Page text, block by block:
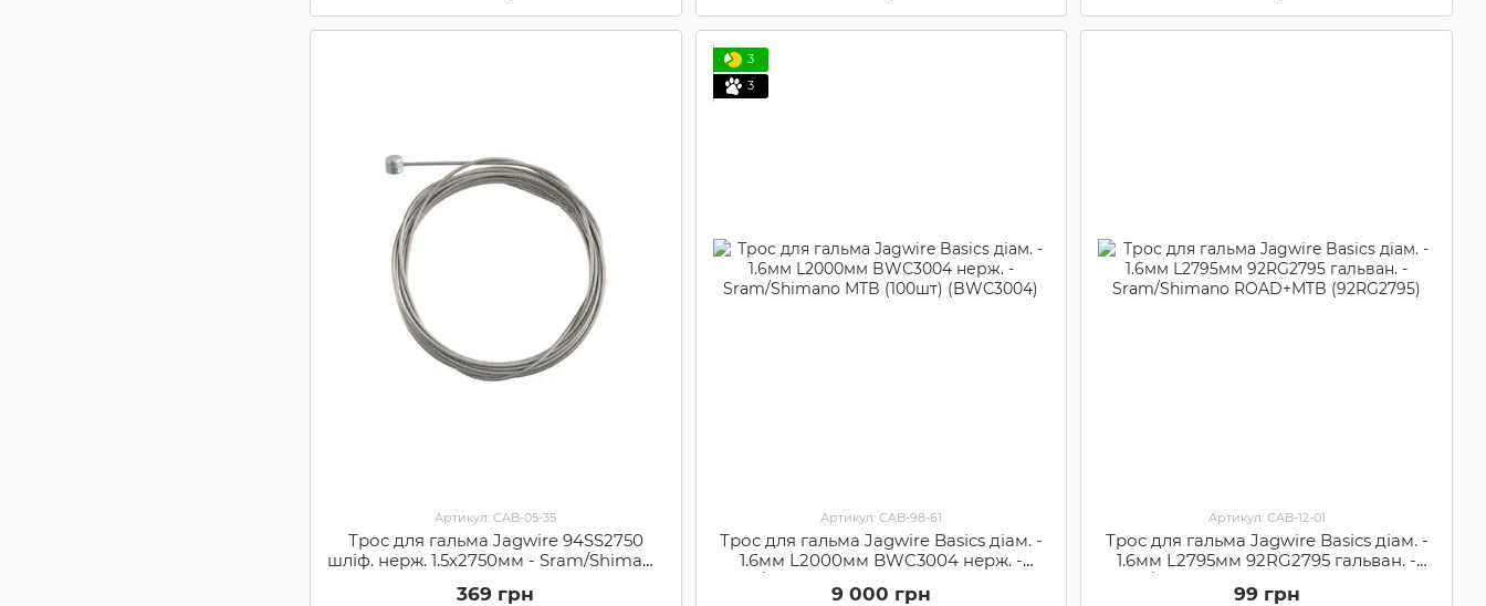
Артикул: CAB-05-35
Трос для гальма Jagwire 94SS2750
шліф. нерж. 1.5х2750мм - Sram/Shimano
369 грн
3
3
Артикул: CAB-98-61
Трос для гальма Jagwire Basics діам. -
1.6мм L2000мм BWC3004 нерж. -
Sram/Shimano MTB (100шт) (BWC3004)
9 000 грн
Артикул: CAB-12-01
Трос для гальма Jagwire Basics діам. -
1.6мм L2795мм 92RG2795 гальван. -
Sram/Shimano ROAD+MTB (92RG2795)
99 грн